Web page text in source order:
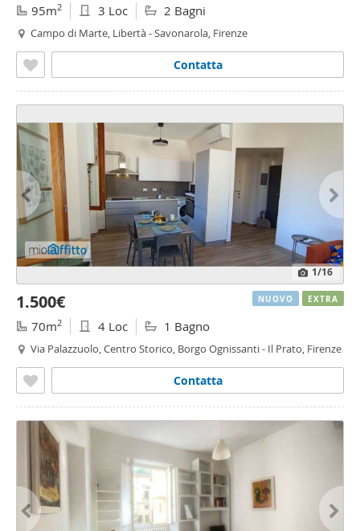
95m2 3 Loc 2 Bagni
Campo di Marte, Libertà - Savonarola, Firenze
Contatta
1/16
1.500€
70m2 4 Loc 1 Bagno
Via Palazzuolo, Centro Storico, Borgo Ognissanti - Il Prato, Firenze
Contatta
NUOVO EXTRA